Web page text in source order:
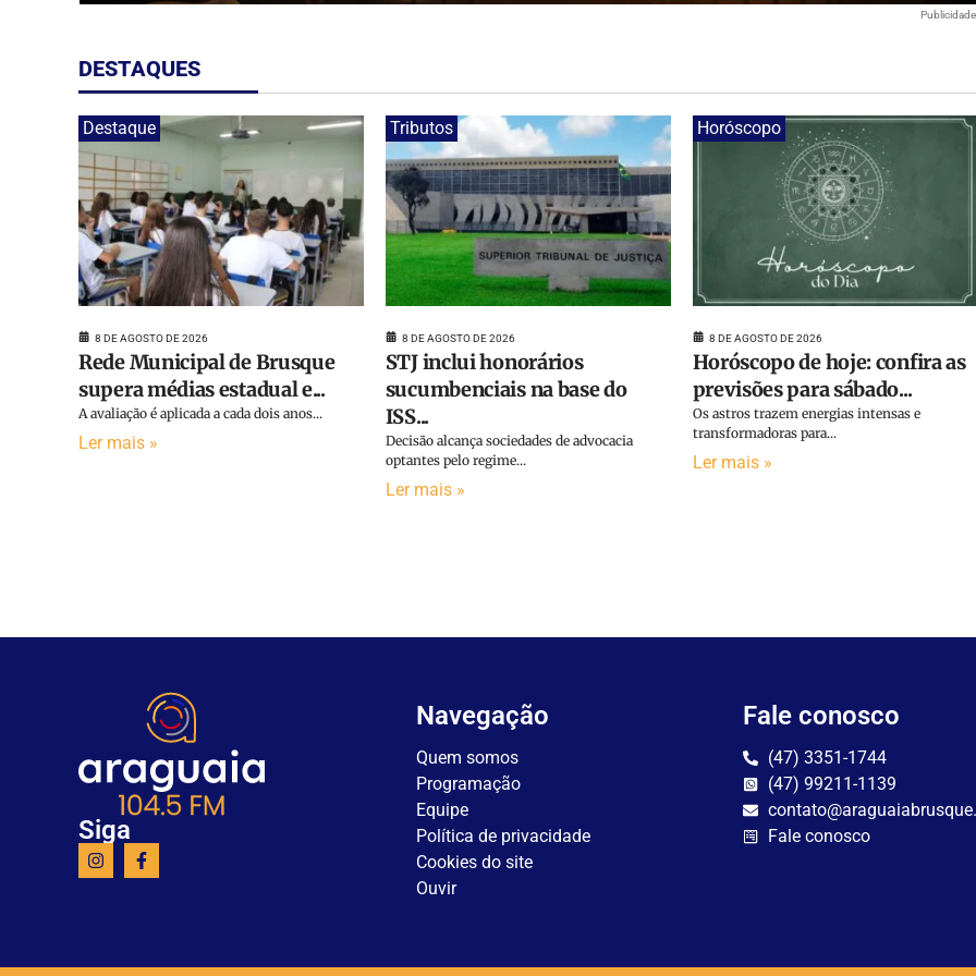
Publicidade
DESTAQUES
Destaque
8 DE AGOSTO DE 2026
Rede Municipal de Brusque
supera médias estadual e...
A avaliação é aplicada a cada dois anos...
Ler mais »
Tributos
8 DE AGOSTO DE 2026
STJ inclui honorários
sucumbenciais na base do
ISS...
Decisão alcança sociedades de advocacia
optantes pelo regime...
Ler mais »
Horóscopo
8 DE AGOSTO DE 2026
Horóscopo de hoje: confira as
previsões para sábado...
Os astros trazem energias intensas e
transformadoras para...
Ler mais »
Siga
Navegação
Quem somos
Programação
Equipe
Política de privacidade
Cookies do site
Ouvir
Fale conosco
(47) 3351-1744
(47) 99211-1139
Fale conosco